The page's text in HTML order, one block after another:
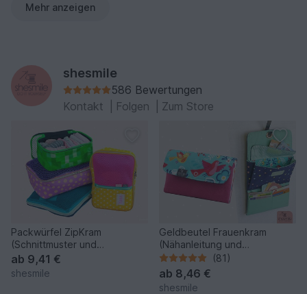
Mehr anzeigen
shesmile
586 Bewertungen
Kontakt
Folgen Zum Store
Packwürfel ZipKram
(Schnittmuster und
Nähanleitung)
ab 9,41 €
shesmile
Geldbeutel Frauenkram
(Nähanleitung und
Schnittmuster)
(81)
ab 8,46 €
shesmile